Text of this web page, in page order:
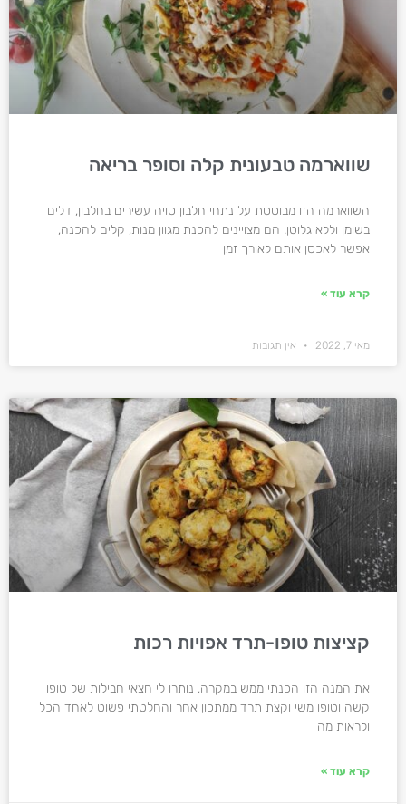
שווארמה טבעונית קלה וסופר בריאה
השווארמה הזו מבוססת על נתחי חלבון סויה עשירים בחלבון, דלים
בשומן וללא גלוטן. הם מצויינים להכנת מגוון מנות, קלים להכנה,
אפשר לאכסן אותם לאורך זמן
קרא עוד »
מאי 7, 2022 אין תגובות
קציצות טופו-תרד אפויות רכות
את המנה הזו הכנתי ממש במקרה, נותרו לי חצאי חבילות של טופו
קשה וטופו משי וקצת תרד ממתכון אחר והחלטתי פשוט לאחד הכל
ולראות מה
קרא עוד »